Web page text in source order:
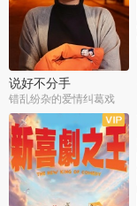
说好不分手
错乱纷杂的爱情纠葛戏